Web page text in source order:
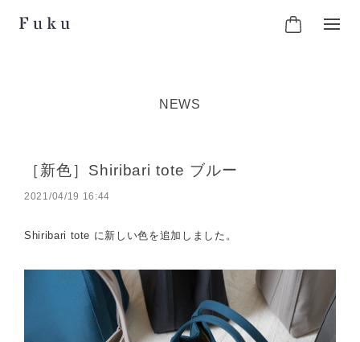
NEWS
［新色］Shiribari tote ブルー
2021/04/19 16:44
Shiribari tote に新しい色を追加しました。